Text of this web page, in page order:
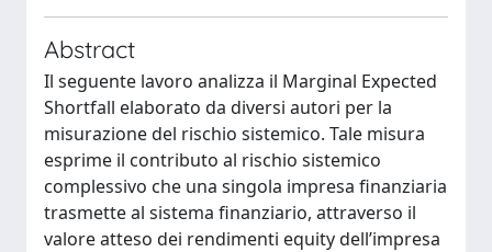
Abstract
Il seguente lavoro analizza il Marginal Expected
Shortfall elaborato da diversi autori per la
misurazione del rischio sistemico. Tale misura
esprime il contributo al rischio sistemico
complessivo che una singola impresa finanziaria
trasmette al sistema finanziario, attraverso il
valore atteso dei rendimenti equity dell’impresa